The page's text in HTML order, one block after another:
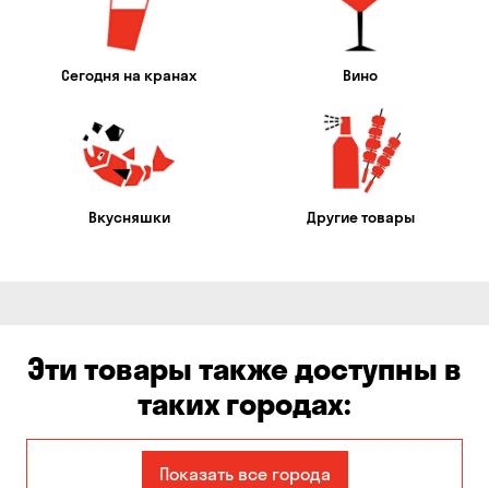
Сегодня на кранах Вино
Вкусняшки Другие товары
Эти товары также доступны в
таких городах:
АлександровкаПоказать все города